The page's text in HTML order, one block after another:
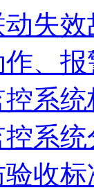
失效
、
系
系
收标